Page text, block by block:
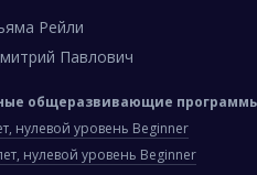
Рейли
Павлович
общеразвивающие
нулевой уровень Beginner
нулевой уровень Beginner